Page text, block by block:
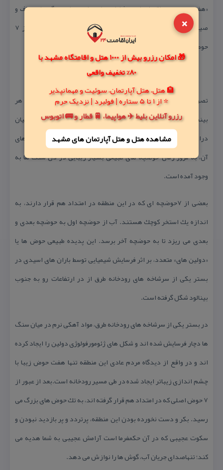
×
🎁 امکان رزرو بیش از 1000 هتل و اقامتگاه مشهد با
80% تخفیف واقعی
🏨 هتل، هتل آپارتمان، سوئیت و مهمانپذیر
⭐ از 1 تا 5 ستاره | فولبرد | نزدیک حرم
رزرو آنلاین بلیط ✈️ هواپیما، 🚆 قطار و 🚌 اتوبوس
مشاهده هتل و هتل‌ آپارتمان های مشهد
«هفت حوض» منطقه ای است شامل صخره مانند ها و سنگ های صاف و
صیقلی ، 7 حوضچه طبیعی زیبا و طبیعتی بكر و زیبا بعد از عبور از 7
حوضچه است.
تصور اینكه هزاران سال است آب در این حوضچه ها جریان دارد هر
بیننده ای را غرق خیال می كند. به دلیل جریان داشتن آب در طول سالیان
دراز و ریزش آن از حوضچه ای به حوضچه دیگر و البته جنس سنگ های
آن، به مرور زمان حوضچه های طبیعی بسیار زیبایی در دل سنگ ها به
وجود آمده است.
بعضی از 7حوضچه ای كه در این منطقه در امتداد هم قرار دارند، به
اندازه یك استخر كوچك هستند. آب از حوضچه اول به حوضچه بعدی و
بعدی می ریزد تا به حوضچه آخر برسد. این پدیده طبیعی حوض ها یا
«دولین های» متعدد، بر اثر فرسایش شیمیایی توسط باران های اسیدی در
بستر یكی از سرشاخه های رودخانه طرق از در ارتفاعات رو به جنوب
بینالود شگل گرفته است.
در بستر یكی از سرشاخه های رودخانه طرق، مواد آهكی نرم در میان سنگ
ها دچار فرسایش شده اند و شكل های ژئومورفولوژی دولین را ایجاد كرده
اند و در واقع از دیدگاه مردم عادی این منطقه تنها هفت حوض زیبا با
چشم اندازی زیباتر ایجاد شده در طی مسیر رودخانه است.بعد از عبور از
7 حوض اصلی كه در امتداد هم قرار گرفته اند، به تك حوض های بزرگ می
رسید. بكر و دست نخورده بودن این منطقه، پرتردد و پر بازدید نبودن و
سكوت عجیبی كه در آن حكمفرما است آرامش عجیبی به شما هدیه می
كند؛ تنهاصدای جریان آب، گوش ها را نوازش می دهد.